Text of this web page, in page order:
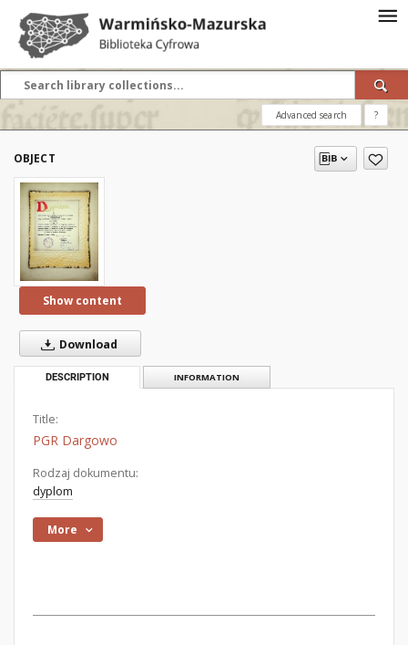
Advanced search ?
OBJECT
Show content
Download
DESCRIPTION INFORMATION
Title:
PGR Dargowo
Rodzaj dokumentu:
dyplom
More